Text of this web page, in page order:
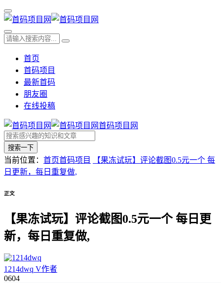
首页
首码项目
最新首码
朋友圈
在线投稿
首码项目网
搜索一下
当前位置： 首页首码项目
【果冻试玩】评论截图0.5元一个 每
日更新，每日重复做,
正文
【果冻试玩】评论截图0.5元一个 每日更
新，每日重复做,
1214dwq V作者
0604